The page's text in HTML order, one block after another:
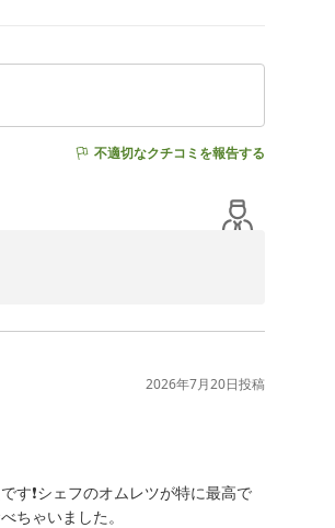
不適切なクチコミを報告する
で、
でございます。
2026年7月20日投稿
す❗シェフのオムレツが特に最高で
ちゃいました。